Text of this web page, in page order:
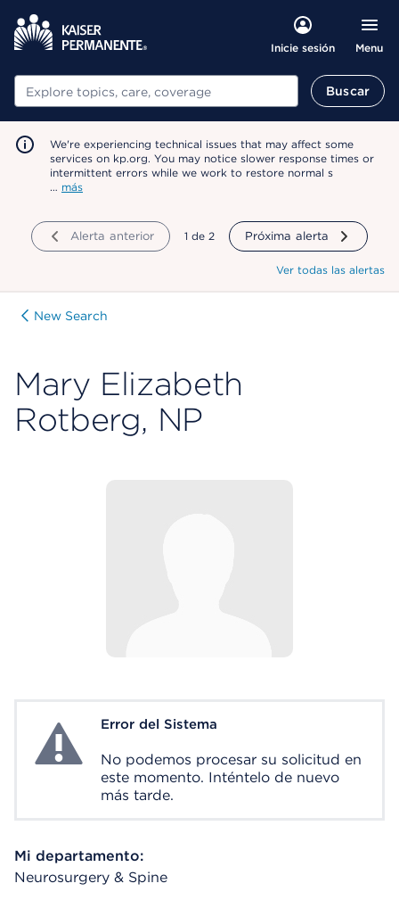
Inicie sesión Menu
Buscar Buscar
We're experiencing technical issues that may affect some
services on kp.org. You may notice slower response times or
intermittent errors while we work to restore normal s
… más
Alerta anterior mostrando
1 de 2 Próxima alerta
Ver todas las alertas
New Search
Mary Elizabeth
Rotberg, NP
System ErrorError del Sistema
No podemos procesar su solicitud en
este momento. Inténtelo de nuevo
más tarde.
Mi departamento:
Neurosurgery & Spine